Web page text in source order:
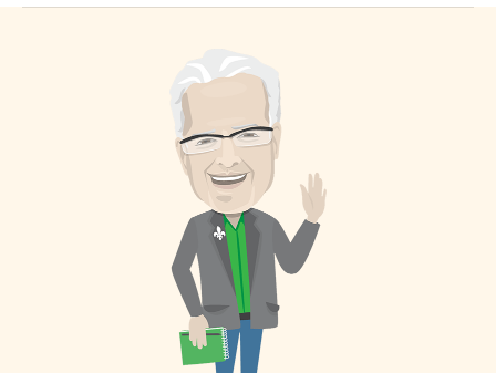
Toronto (CFT) se réjouit de ces
modifications à la Loi par le
gouvernement Trudeau. «Les
changements vont permettre à
un plus grand nombre de
résidents permanents, surtout
facilement», estime la directrice
des Services aux nouveaux
arrivants, Ngalula Kalunda. La
nouvelle Loi supprime aussi
l’exigence de prouver […]
rendez-vous littéraires et un
concours de twittérature. Ce
sont là des réalisations du
Centre de la francophonie des
Amériques en 2016-17, selon son
rapport d’activités déposé
récemment à l’Assemblée
nationale du Québec, qui fait
état d’événements «portés par
ses quelque 35 000 membres et
appuyés par ses 142 partenaires
et collaborateurs». Le Centre,
basé […]